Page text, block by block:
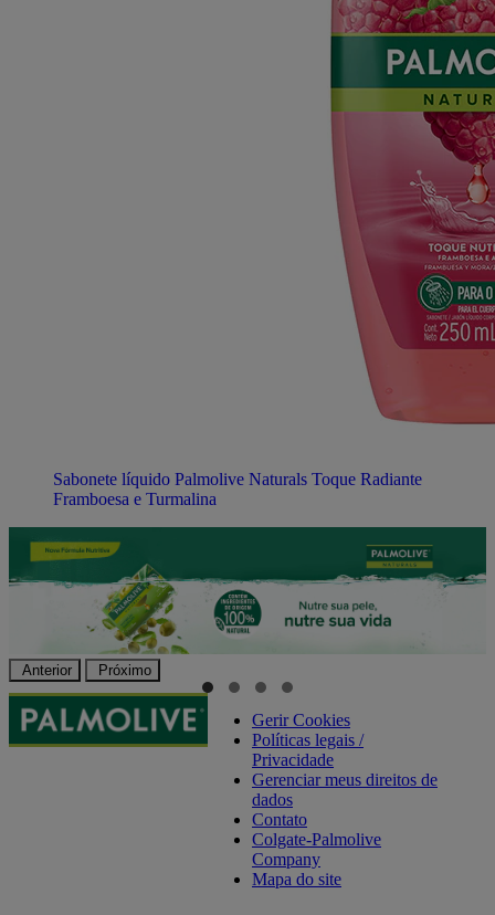
Sabonete líquido Palmolive Naturals Toque Radiante
Framboesa e Turmalina
Anterior Próximo
Gerir Cookies
Políticas legais /
Privacidade
Gerenciar meus direitos de
dados
Contato
Colgate-Palmolive
Company
Mapa do site